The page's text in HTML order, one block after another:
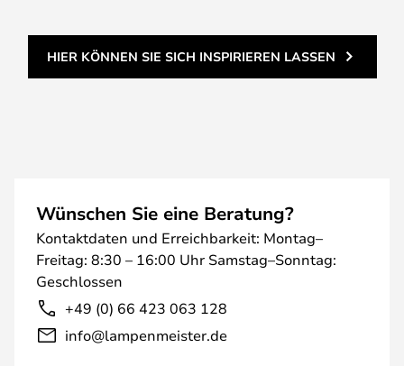
HIER KÖNNEN SIE SICH INSPIRIEREN LASSEN
Wünschen Sie eine Beratung?
Kontaktdaten und Erreichbarkeit: Montag–
Freitag: 8:30 – 16:00 Uhr Samstag–Sonntag:
Geschlossen
+49 (0) 66 423 063 128
info@lampenmeister.de